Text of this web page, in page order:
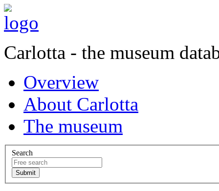
Carlotta - the museum
Overview
About Carlotta
The museum
Search